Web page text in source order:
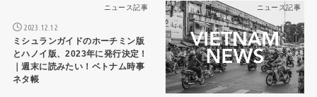
ニュース記事
2023.12.12
ミシュランガイドのホーチミン版
とハノイ版、2023年に発行決定！
｜週末に読みたい！ベトナム時事
ネタ帳
ニュース記事